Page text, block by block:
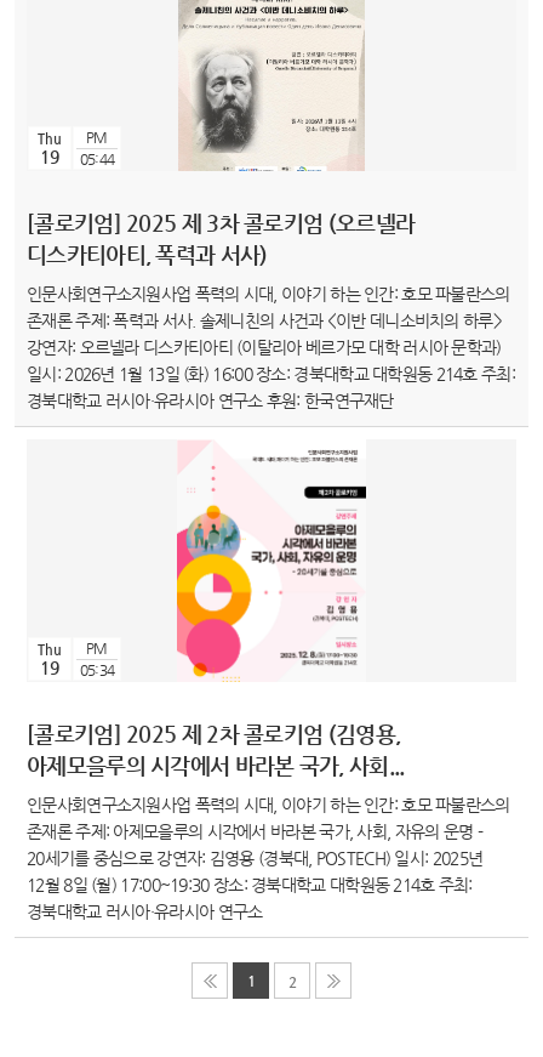
[콜로키엄] 2025 제 3차 콜로키엄 (오르넬라
디스카티아티, 폭력과 서사)
인문사회연구소지원사업 폭력의 시대, 이야기 하는 인간: 호모 파불란스의
존재론 주제: 폭력과 서사. 솔제니친의 사건과 <이반 데니소비치의 하루>
강연자: 오르넬라 디스카티아티 (이탈리아 베르가모 대학 러시아 문학과)
일시: 2026년 1월 13일 (화) 16:00 장소: 경북대학교 대학원동 214호 주최:
경북대학교 러시아·유라시아 연구소 후원: 한국연구재단
Thu
19
PM
05:44
[콜로키엄] 2025 제 2차 콜로키엄 (김영용,
아제모을루의 시각에서 바라본 국가, 사회...
인문사회연구소지원사업 폭력의 시대, 이야기 하는 인간: 호모 파불란스의
존재론 주제: 아제모을루의 시각에서 바라본 국가, 사회, 자유의 운명 -
20세기를 중심으로 강연자: 김영용 (경북대, POSTECH) 일시: 2025년
12월 8일 (월) 17:00~19:30 장소: 경북대학교 대학원동 214호 주최:
경북대학교 러시아·유라시아 연구소
Thu
19
PM
05:34
1 2